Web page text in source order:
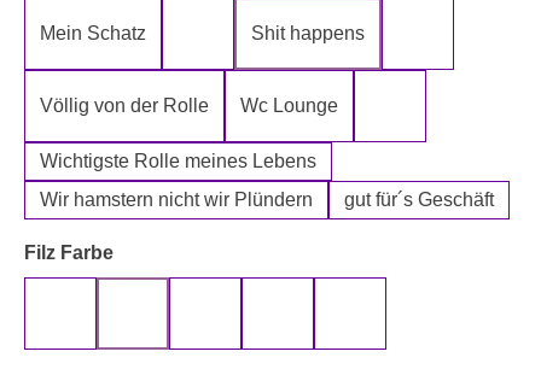
Mein Schatz
Psssst Hamster Ware
Shit happens
Völlig von der Rolle Wc Lounge
Wichtigste Rolle meines Lebens
Wir hamstern nicht wir Plündern
gut für´s Geschäft
Filz Farbeauswählen